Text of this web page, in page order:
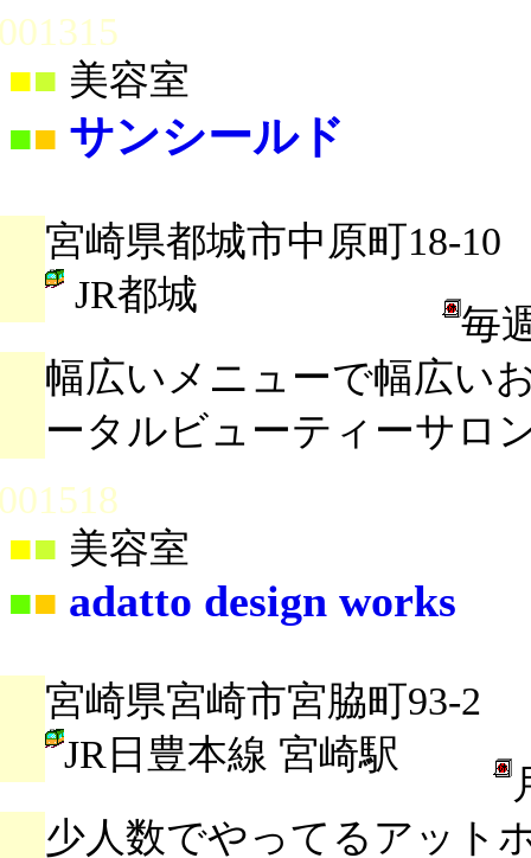
■ 美容室
■■ サンシールド
宮崎県都城市中原町18-10
JR都城
毎
幅広いメニューで幅広い
ータルビューティーサロ
■ 美容室
■■ adatto design works
宮崎県宮崎市宮脇町93-2
JR日豊本線 宮崎駅
少人数でやってるアット